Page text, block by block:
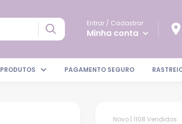
Entrar / Cadastrar
Minha conta
PRODUTOS PAGAMENTO SEGURO
Novo | 1108 Vendidos